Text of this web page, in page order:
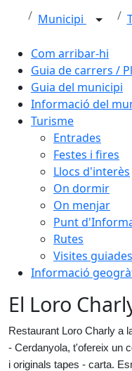
Municipi
Com arribar-hi
Guia de carrers /
Guia del municipi
Informació del
Turisme
Entrades
Festes i fires
Llocs d'interès
On dormir
On menjar
Punt
Rutes
Visites guiades
Informació
El Loro
Restaurant Loro Charly a
- Cerdanyola, t'ofereix un
i originals tapes - carta.